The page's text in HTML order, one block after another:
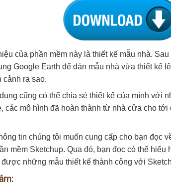
của phần mềm này là thiết kế mẫu nhà.
Google Earth để dán mẫu nhà vừa thiết kế
cảnh ra sao.
cũng có thể chia sẻ thiết kế của mình với
các mô hình đã hoàn thành từ nhà cửa cho
tin chúng tôi muốn cung cấp cho bạn đọc
mềm Sketchup. Qua đó, bạn đọc có thể hiểu
những mẫu thiết kế thành công với